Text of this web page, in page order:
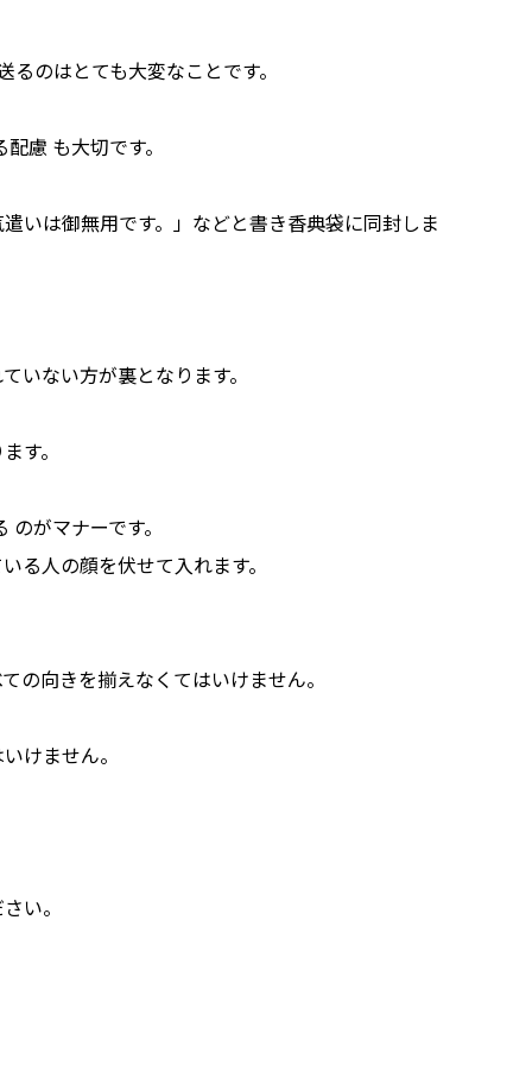
のはとても大変なことです。
慮 も大切です。
いは御無用です。」などと書き香典袋に同封しま
いない方が裏となります。
す。
がマナーです。
る人の顔を伏せて入れます。
の向きを揃えなくてはいけません。
けません。
い。